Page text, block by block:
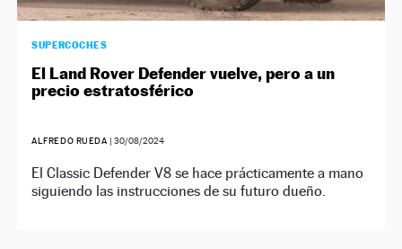
SUPERCOCHES
El Land Rover Defender vuelve, pero a un
precio estratosférico
ALFREDO RUEDA | 30/08/2024
El Classic Defender V8 se hace prácticamente a mano
siguiendo las instrucciones de su futuro dueño.